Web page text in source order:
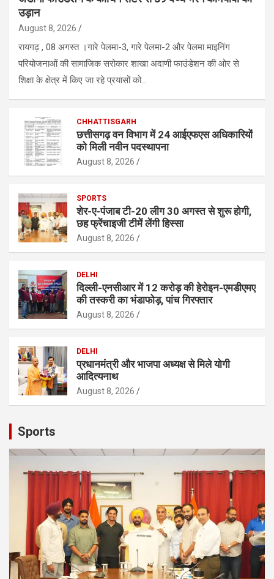
उड़ान
August 8, 2026
रायगढ़ , 08 अगस्त ।गारे पेलमा-3, गारे पेलमा-2 और पेलमा माइनिंग
परियोजनाओं की सामाजिक सरोकार शाखा अदाणी फाउंडेशन की ओर से
शिक्षा के क्षेत्र में किए जा रहे प्रयासों को…
CHHATTISGARH
छत्तीसगढ़ वन विभाग में 24 आईएफएस अधिकारियों
को मिली नवीन पदस्थापना
August 8, 2026
SPORTS
शेर-ए-पंजाब टी-20 लीग 30 अगस्त से शुरू होगी,
छह फ्रेंचाइजी टीमें लेंगी हिस्सा
August 8, 2026
DELHI
दिल्ली-एनसीआर में 12 करोड़ की हेरोइन-एमडीएमए
की तस्करी का भंडाफोड़, पांच गिरफ्तार
August 8, 2026
DELHI
प्रधानमंत्री और भाजपा अध्यक्ष से मिले योगी
आदित्यनाथ
August 8, 2026
Sports